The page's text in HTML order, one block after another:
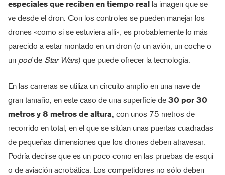
especiales que reciben en tiempo real la imagen que se
ve desde el dron. Con los controles se pueden manejar los
drones «como si se estuviera allí»; es probablemente lo más
parecido a estar montado en un dron (o un avión, un coche o
un podde Star Wars) que puede ofrecer la tecnología.
En las carreras se utiliza un circuito amplio en una nave de
gran tamaño, en este caso de una superficie de 30 por 30
metros y 8 metros de altura, con unos 75 metros de
recorrido en total, en el que se sitúan unas puertas cuadradas
de pequeñas dimensiones que los drones deben atravesar.
Podría decirse que es un poco como en las pruebas de esquí
o de aviación acrobática. Los competidores no sólo deben